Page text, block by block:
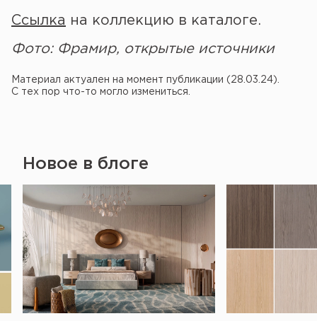
Ссылка на коллекцию в каталоге.
Фото: Фрамир, открытые источники
Материал актуален на момент публикации (28.03.24).
С тех пор что-то могло измениться.
Новое в блоге